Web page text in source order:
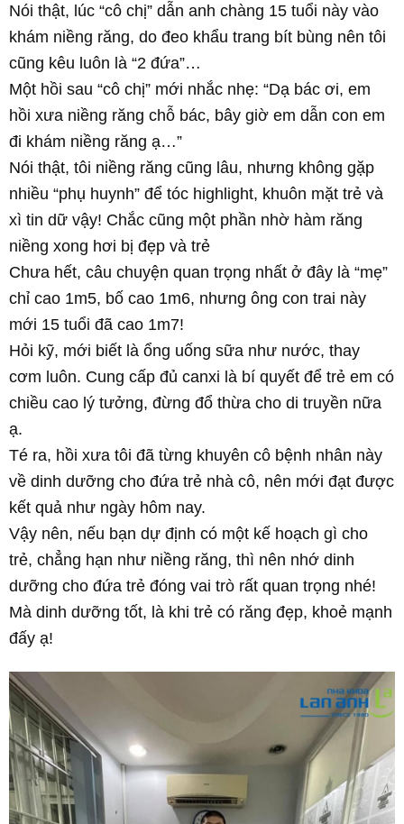
Nói thật, lúc “cô chị” dẫn anh chàng 15 tuổi này vào
khám niềng răng, do đeo khẩu trang bít bùng nên tôi
cũng kêu luôn là “2 đứa”…
Một hồi sau “cô chị” mới nhắc nhẹ: “Dạ bác ơi, em
hồi xưa niềng răng chỗ bác, bây giờ em dẫn con em
đi khám niềng răng ạ…”
Nói thật, tôi niềng răng cũng lâu, nhưng không gặp
nhiều “phụ huynh” để tóc highlight, khuôn mặt trẻ và
xì tin dữ vậy! Chắc cũng một phần nhờ hàm răng
niềng xong hơi bị đẹp và trẻ
Chưa hết, câu chuyện quan trọng nhất ở đây là “mẹ”
chỉ cao 1m5, bố cao 1m6, nhưng ông con trai này
mới 15 tuổi đã cao 1m7!
Hỏi kỹ, mới biết là ổng uống sữa như nước, thay
cơm luôn. Cung cấp đủ canxi là bí quyết để trẻ em có
chiều cao lý tưởng, đừng đổ thừa cho di truyền nữa
ạ.
Té ra, hồi xưa tôi đã từng khuyên cô bệnh nhân này
về dinh dưỡng cho đứa trẻ nhà cô, nên mới đạt được
kết quả như ngày hôm nay.
Vậy nên, nếu bạn dự định có một kế hoạch gì cho
trẻ, chẳng hạn như niềng răng, thì nên nhớ dinh
dưỡng cho đứa trẻ đóng vai trò rất quan trọng nhé!
Mà dinh dưỡng tốt, là khi trẻ có răng đẹp, khoẻ mạnh
đấy ạ!